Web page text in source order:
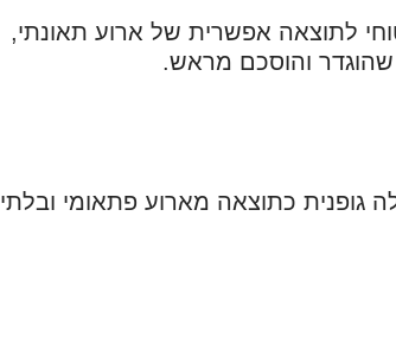
לתוצאה אפשרית של ארוע תאונתי,
והוסכם מראש.
גופנית כתוצאה מארוע פתאומי ובלתי